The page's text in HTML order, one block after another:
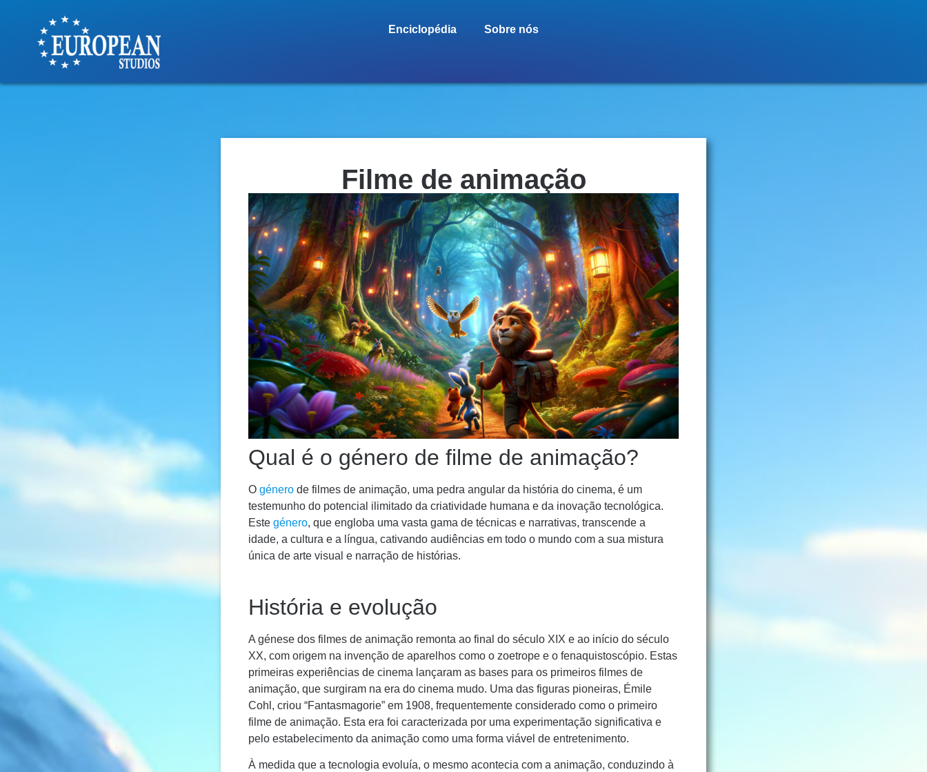
Enciclopédia Sobre nós
Filme de animação
Qual é o género de filme de animação?
Ogénero de filmes de animação, uma pedra angular da história do cinema, é um
testemunho do potencial ilimitado da criatividade humana e da inovação tecnológica.
Estegénero, que engloba uma vasta gama de técnicas e narrativas, transcende a
idade, a cultura e a língua, cativando audiências em todo o mundo com a sua mistura
única de arte visual e narração de histórias.
História e evolução
A génese dos filmes de animação remonta ao final do século XIX e ao início do século
XX, com origem na invenção de aparelhos como o zoetrope e o fenaquistoscópio. Estas
primeiras experiências de cinema lançaram as bases para os primeiros filmes de
animação, que surgiram na era do cinema mudo. Uma das figuras pioneiras, Émile
Cohl, criou “Fantasmagorie” em 1908, frequentemente considerado como o primeiro
filme de animação. Esta era foi caracterizada por uma experimentação significativa e
pelo estabelecimento da animação como uma forma viável de entretenimento.
À medida que a tecnologia evoluía, o mesmo acontecia com a animação, conduzindo à